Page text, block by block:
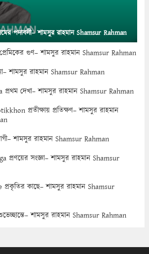
পদাবলী– শামসুর রাহমান Shamsur Rahman
গুণ– শামসুর রাহমান Shamsur Rahman
শামসুর রাহমান Shamsur Rahman
দেখা– শামসুর রাহমান Shamsur Rahman
প্রতীক্ষায় প্রতিক্ষণ– শামসুর রাহমান
শামসুর রাহমান Shamsur Rahman
প্রণয়ের সংজ্ঞা– শামসুর রাহমান Shamsur
কাছে– শামসুর রাহমান Shamsur
শামসুর রাহমান Shamsur Rahman